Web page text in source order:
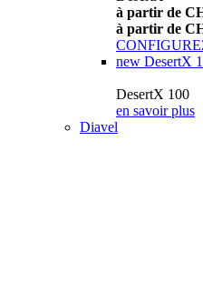
à partir de
à partir de
new DesertX
DesertX 100
en savoir plus
Diavel